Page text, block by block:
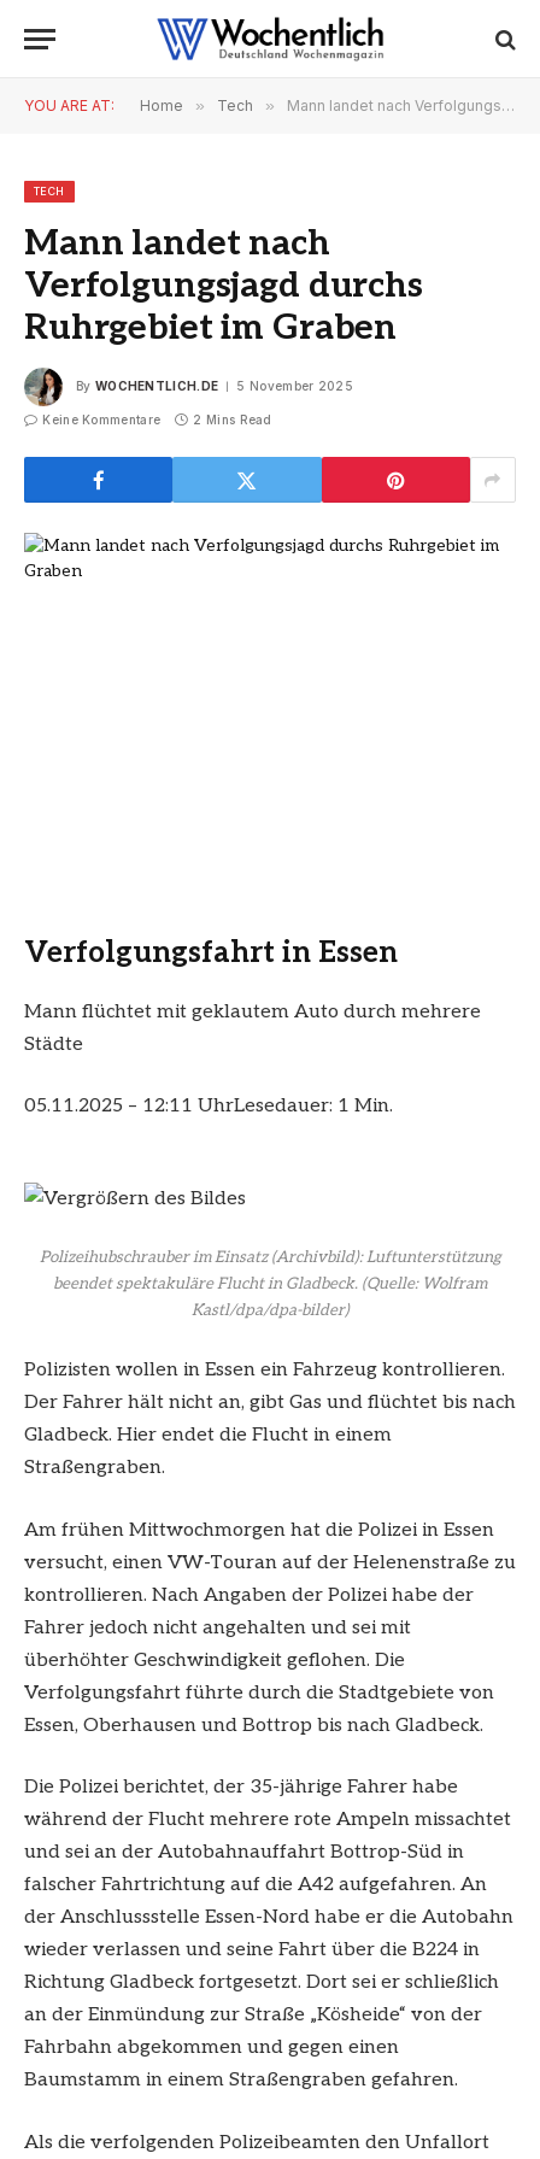
YOU ARE AT: Home » Tech » Mann landet nach Verfolgungsjagd durchs Ruhrgebiet im Graben
TECH
Mann landet nach
Verfolgungsjagd durchs
Ruhrgebiet im Graben
By WOCHENTLICH.DE 5 November 2025
Keine Kommentare 2 Mins Read
Verfolgungsfahrt in Essen
Mann flüchtet mit geklautem Auto durch mehrere
Städte
05.11.2025 – 12:11 UhrLesedauer: 1 Min.
Polizeihubschrauber im Einsatz (Archivbild): Luftunterstützung
beendet spektakuläre Flucht in Gladbeck. (Quelle: Wolfram
Kastl/dpa/dpa-bilder)
Polizisten wollen in Essen ein Fahrzeug kontrollieren.
Der Fahrer hält nicht an, gibt Gas und flüchtet bis nach
Gladbeck. Hier endet die Flucht in einem
Straßengraben.
Am frühen Mittwochmorgen hat die Polizei in Essen
versucht, einen VW-Touran auf der Helenenstraße zu
kontrollieren. Nach Angaben der Polizei habe der
Fahrer jedoch nicht angehalten und sei mit
überhöhter Geschwindigkeit geflohen. Die
Verfolgungsfahrt führte durch die Stadtgebiete von
Essen, Oberhausen und Bottrop bis nach Gladbeck.
Die Polizei berichtet, der 35-jährige Fahrer habe
während der Flucht mehrere rote Ampeln missachtet
und sei an der Autobahnauffahrt Bottrop-Süd in
falscher Fahrtrichtung auf die A42 aufgefahren. An
der Anschlussstelle Essen-Nord habe er die Autobahn
wieder verlassen und seine Fahrt über die B224 in
Richtung Gladbeck fortgesetzt. Dort sei er schließlich
an der Einmündung zur Straße „Kösheide“ von der
Fahrbahn abgekommen und gegen einen
Baumstamm in einem Straßengraben gefahren.
Als die verfolgenden Polizeibeamten den Unfallort